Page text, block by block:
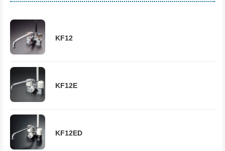
KF12
KF12E
KF12ED